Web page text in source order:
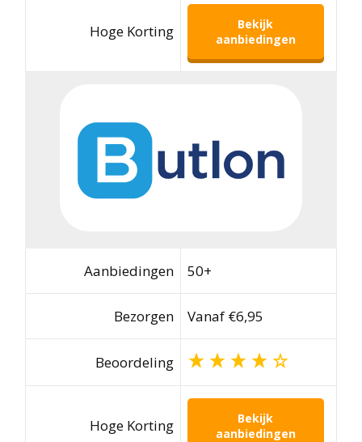
Hoge Korting
Bekijk
aanbiedingen
Aanbiedingen 50+
Bezorgen Vanaf €6,95
Beoordeling
Hoge Korting
Bekijk
aanbiedingen